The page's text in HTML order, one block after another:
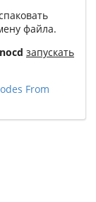
файла.
nocd запускать
From